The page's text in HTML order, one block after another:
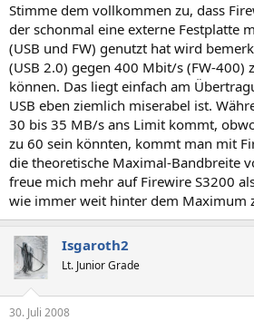
Stimme dem vollkommen zu, dass
der schonmal eine externe Festplatte
(USB und FW) genutzt hat wird
(USB 2.0) gegen 400 Mbit/s (FW-400)
können. Das liegt einfach am
USB eben ziemlich miserabel ist.
30 bis 35 MB/s ans Limit kommt,
zu 60 sein könnten, kommt man mit
die theoretische Maximal-Bandbreite
freue mich mehr auf Firewire S3200
wie immer weit hinter dem Maximum
Isgaroth2
Lt. Junior Grade
30. Juli 2008